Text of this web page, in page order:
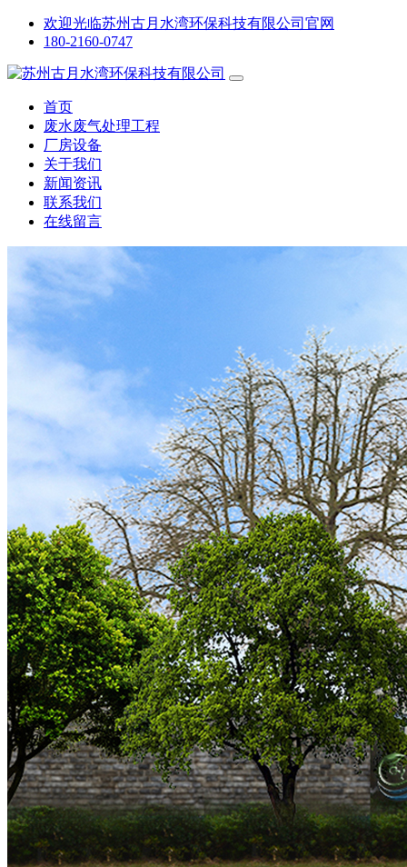
欢迎光临苏州古月水湾环保科技有限公司官网
180-2160-0747
首页
废水废气处理工程
厂房设备
关于我们
新闻资讯
联系我们
在线留言